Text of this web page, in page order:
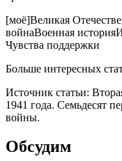
[моё]Великая
войнаВоенная
Чувства поддержки
Больше интересных
Источник статьи:
1941 года. Семьдесят
войны.
Обсудим